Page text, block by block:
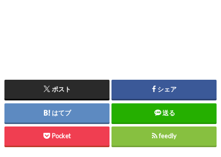
ポスト シェア
はてブ 送る
Pocket feedly